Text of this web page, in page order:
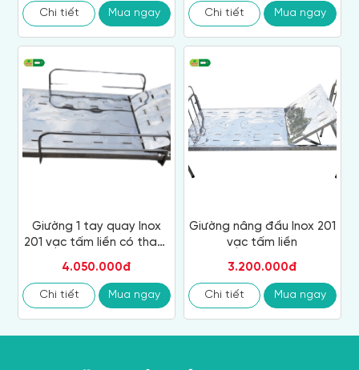
Chi tiết Mua ngay Chi tiết Mua ngay
Giường 1 tay quay Inox
201 vạc tấm liền có thanh
4.050.000đ
Chi tiết Mua ngay
Giường nâng đầu Inox 201
vạc tấm liền
3.200.000đ
Chi tiết Mua ngay